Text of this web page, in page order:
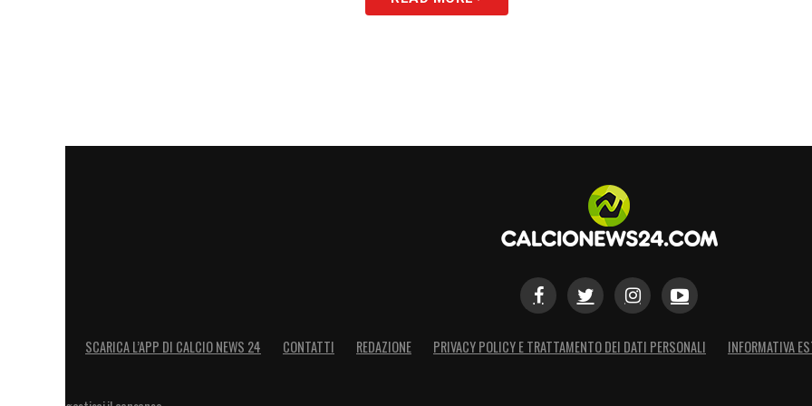
SCARICA L’APP DI CALCIO NEWS 24 CONTATTI REDAZIONE PRIVACY POLICY E TRATTAMENTO DEI DATI PERSONALI INFORMATIVA